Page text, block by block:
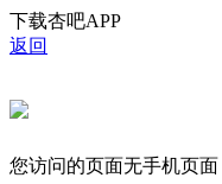
下载杏吧APP
返回
您访问的页面无手机页